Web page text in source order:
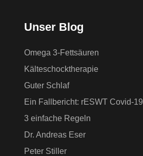
Unser Blog
Omega 3-Fettsäuren
Kälteschocktherapie
Guter Schlaf
Ein Fallbericht: rESWT Covid-19
3 einfache Regeln
Dr. Andreas Eser
Peter Stiller